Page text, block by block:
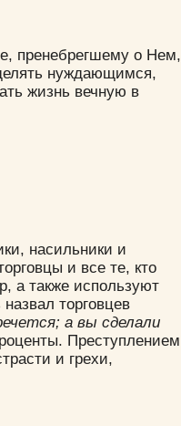
пренебрегшему о Нем,
нуждающимся,
жизнь вечную в
насильники и
и все те, кто
а также используют
торговцев
а вы сделали
Преступлением
и грехи,